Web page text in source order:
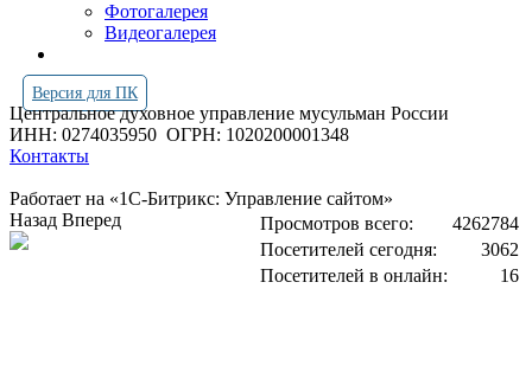
Фотогалерея
Видеогалерея
Версия для ПК
Центральное духовное управление мусульман России
ИНН: 0274035950 ОГРН: 1020200001348
Контакты
Работает на «1С-Битрикс: Управление сайтом»
Просмотров всего:
4262784
Посетителей сегодня:
3062
Посетителей в онлайн:
16
Назад Вперед